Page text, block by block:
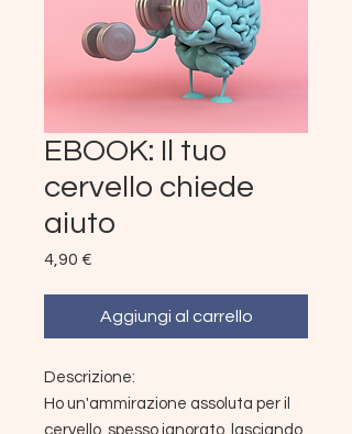
EBOOK: Il tuo
cervello chiede
aiuto
4,90 €
Aggiungi al carrello
Descrizione:
Ho un'ammirazione assoluta per il
cervello, spesso ignorato, lasciando